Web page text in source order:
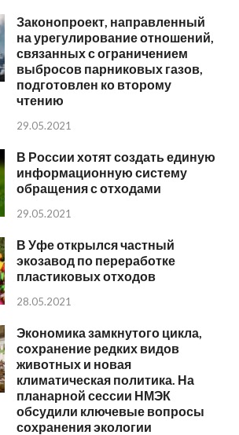
Законопроект, направленный
на урегулирование отношений,
связанных с ограничением
выбросов парниковых газов,
подготовлен ко второму
чтению
29.05.2021
В России хотят создать единую
информационную систему
обращения с отходами
29.05.2021
В Уфе открылся частный
экозавод по переработке
пластиковых отходов
28.05.2021
Экономика замкнутого цикла,
сохранение редких видов
животных и новая
климатическая политика. На
планарной сессии НМЭК
обсудили ключевые вопросы
сохранения экологии